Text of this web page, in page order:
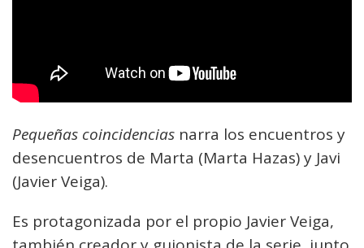
Pequeñas coincidencias narra los encuentros y
desencuentros de Marta (Marta Hazas) y Javi
(Javier Veiga).
Es protagonizada por el propio Javier Veiga,